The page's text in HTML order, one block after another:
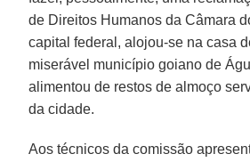
de Direitos Humanos da Câmara
capital federal, alojou-se na casa
miserável município goiano de
alimentou de restos de almoço
da cidade.
Aos técnicos da comissão